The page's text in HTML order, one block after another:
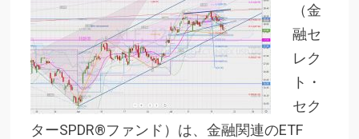
（金
融セ
レク
ト・
セク
ターSPDR®ファンド）は、金融関連のETF